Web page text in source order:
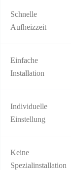
Schnelle
Aufheizzeit
Einfache
Installation
Individuelle
Einstellung
Keine
Spezialinstallation